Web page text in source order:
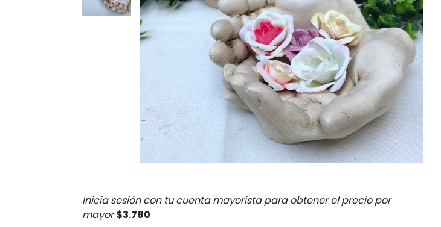
Inicia sesión con tu cuenta mayorista para obtener el precio por
mayor$3.780